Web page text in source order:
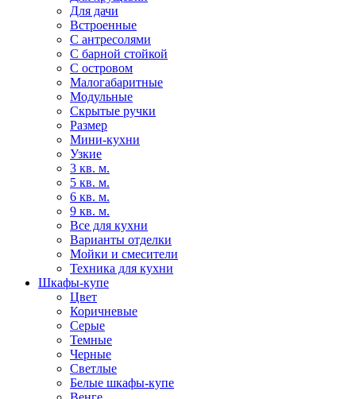
Для дачи
Встроенные
С антресолями
С барной стойкой
С островом
Малогабаритные
Модульные
Скрытые ручки
Размер
Мини-кухни
Узкие
3 кв. м.
5 кв. м.
6 кв. м.
9 кв. м.
Все для кухни
Варианты отделки
Мойки и смесители
Техника для кухни
Шкафы-купе
Цвет
Коричневые
Серые
Темные
Черные
Светлые
Белые шкафы-купе